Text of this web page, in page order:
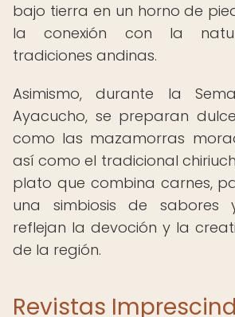
bajo tierra en un horno de
la conexión con la
tradiciones andinas.
Asimismo, durante la
Ayacucho, se preparan
como las mazamorras
así como el tradicional
plato que combina carnes,
una simbiosis de sabores
reflejan la devoción y la
de la región.
Revistas